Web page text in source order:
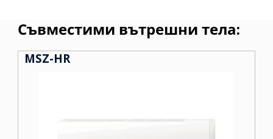
Съвместими вътрешни тела:
MSZ-HR